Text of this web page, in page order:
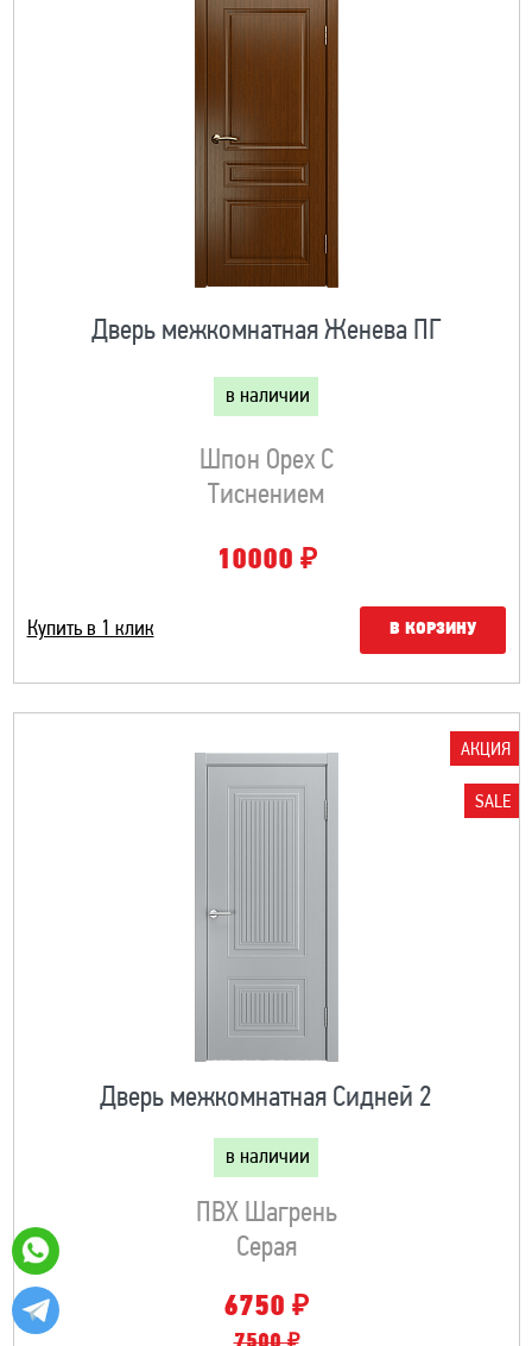
Дверь межкомнатная Женева ПГ
в наличии
Шпон Орех С
Тиснением
10000 ₽
Купить в 1 клик В КОРЗИНУ
АКЦИЯ
SALE
Дверь межкомнатная Сидней 2
в наличии
ПВХ Шагрень
Серая
6750 ₽